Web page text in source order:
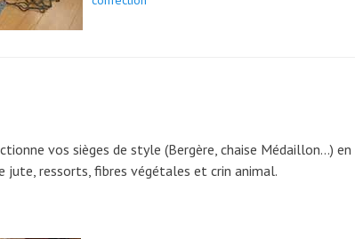
vos sièges de style (Bergère, chaise Médaillon…)
ressorts, fibres végétales et crin animal.